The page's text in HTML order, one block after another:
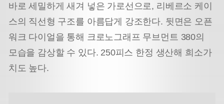
바로 세밀하게 새겨 넣은 가로선으로, 리베르소 케이
스의 직선형 구조를 아름답게 강조한다. 뒷면은 오픈
워크 다이얼을 통해 크로노그래프 무브먼트 380의
모습을 감상할 수 있다. 250피스 한정 생산해 희소가
치도 높다.